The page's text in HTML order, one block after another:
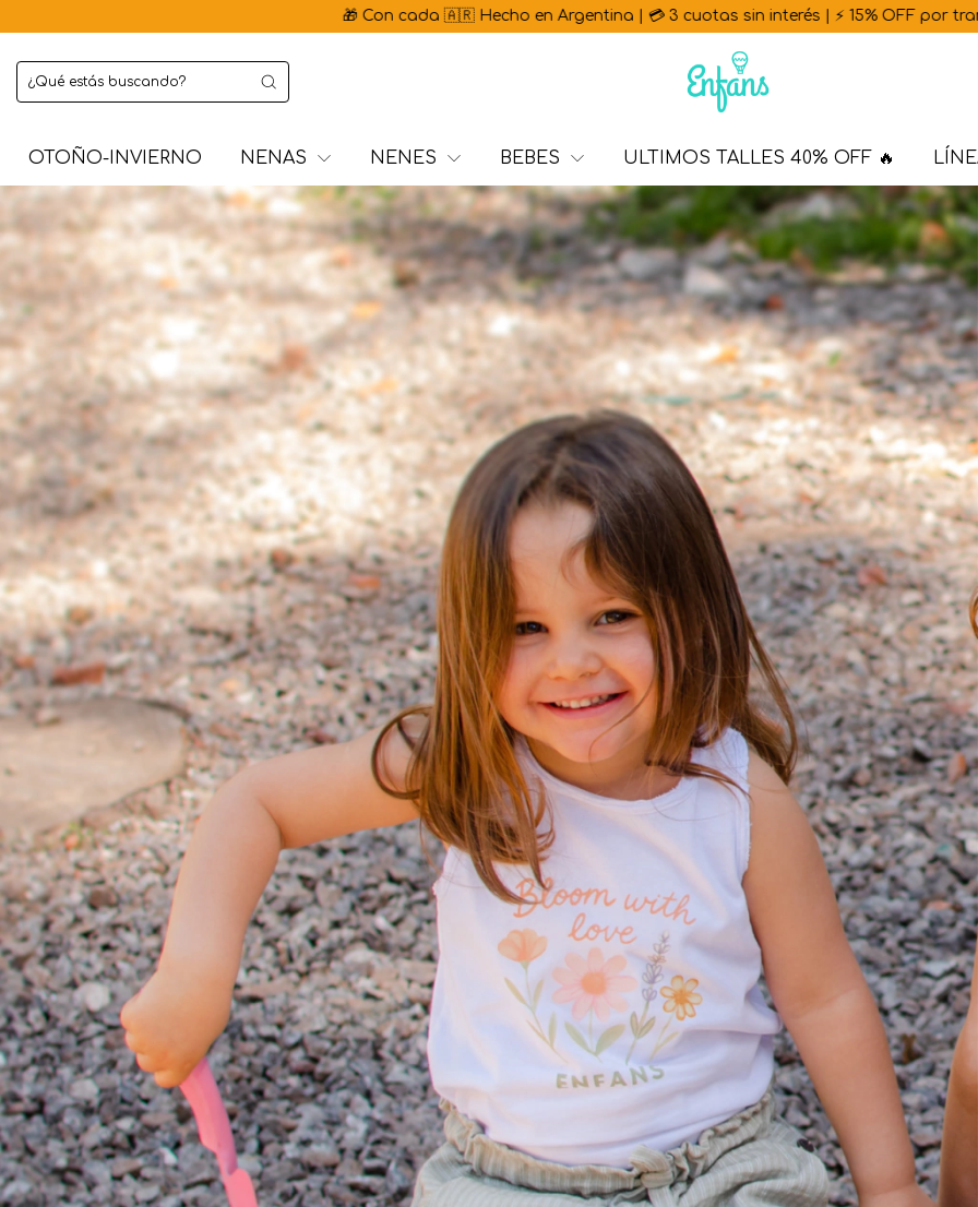
🎁 Con cada 🇦🇷 Hecho en Argentina | 💳 3 cuotas sin interés | ⚡ 15% OFF por transferencia | 🚚
OTOÑO-INVIERNO NENAS NENES BEBES ULTIMOS TALLES 40% OFF 🔥